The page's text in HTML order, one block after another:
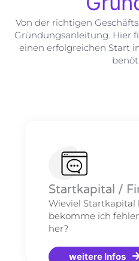
Von der richtigen
Gründungsanleitung. Hier
einen erfolgreichen Start
Startkapital /
Wieviel Startkapital
bekomme ich
her?
weitere Infos